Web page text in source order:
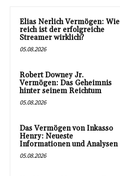
Elias Nerlich Vermögen: Wie
reich ist der erfolgreiche
Streamer wirklich?
05.08.2026
Robert Downey Jr.
Vermögen: Das Geheimnis
hinter seinem Reichtum
05.08.2026
Das Vermögen von Inkasso
Henry: Neueste
Informationen und Analysen
05.08.2026